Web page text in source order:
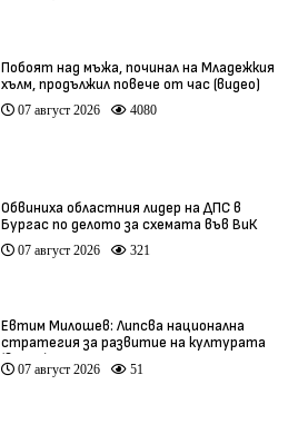
Побоят над мъжа, починал на Младежкия
хълм, продължил повече от час (видео)
07 август 2026 4080
Обвиниха областния лидер на ДПС в
Бургас по делото за схемата във ВиК
07 август 2026 321
Евтим Милошев: Липсва национална
стратегия за развитие на културата
(видео)
07 август 2026 51